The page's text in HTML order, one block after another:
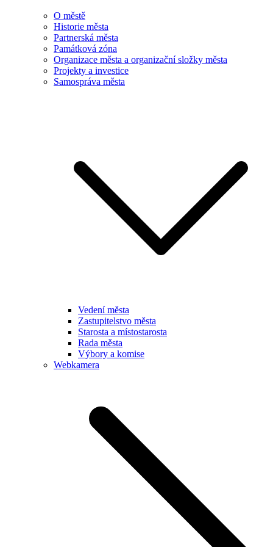
O městě
Historie města
Partnerská města
Památková zóna
Organizace města a organizační složky města
Projekty a investice
Samospráva města
Vedení města
Zastupitelstvo města
Starosta a místostarosta
Rada města
Výbory a komise
Webkamera